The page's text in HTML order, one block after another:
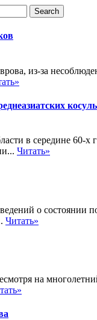
из-за
косуль
в середине 60-х
Читать»
о состоянии
Читать»
на